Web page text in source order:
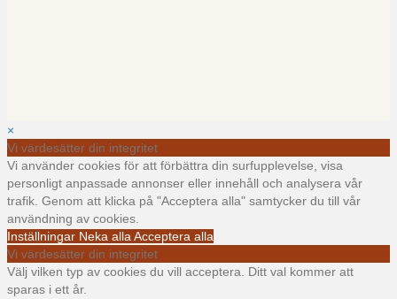
×
Vi värdesätter din integritet
Vi använder cookies för att förbättra din surfupplevelse, visa
personligt anpassade annonser eller innehåll och analysera vår
trafik. Genom att klicka på "Acceptera alla" samtycker du till vår
användning av cookies.
Inställningar Neka alla Acceptera alla
Vi värdesätter din integritet
Välj vilken typ av cookies du vill acceptera. Ditt val kommer att
sparas i ett år.